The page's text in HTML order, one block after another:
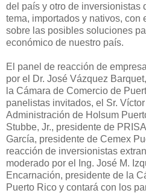
del país y otro de inversionistas
tema, importados y nativos, con
sobre las posibles soluciones
económico de nuestro país.
El panel de reacción de
por el Dr. José Vázquez Barquet,
la Cámara de Comercio de
panelistas invitados, el Sr. Víctor
Administración de Holsum
Stubbe, Jr., presidente de
García, presidente de Cemex
reacción de inversionistas
moderado por el Ing. José M.
Encarnación, presidente de la
Puerto Rico y contará con los